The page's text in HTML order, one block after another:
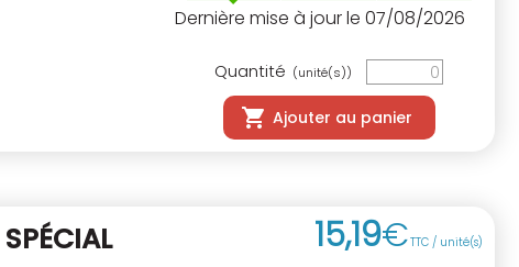
Dernière mise à jour le 07/08/2026
Quantité (unité(s))
Ajouter au panier
SPÉCIAL
15,19€TTC / unité(s)